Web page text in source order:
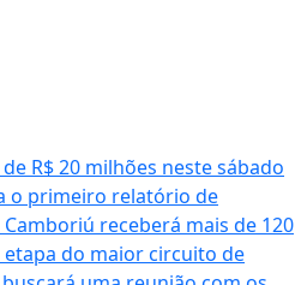
R$ 20 milhões neste sábado
o primeiro relatório de
receberá mais de 120
do maior circuito de